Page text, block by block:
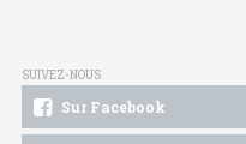
SUIVEZ-NOUS
Sur Facebook